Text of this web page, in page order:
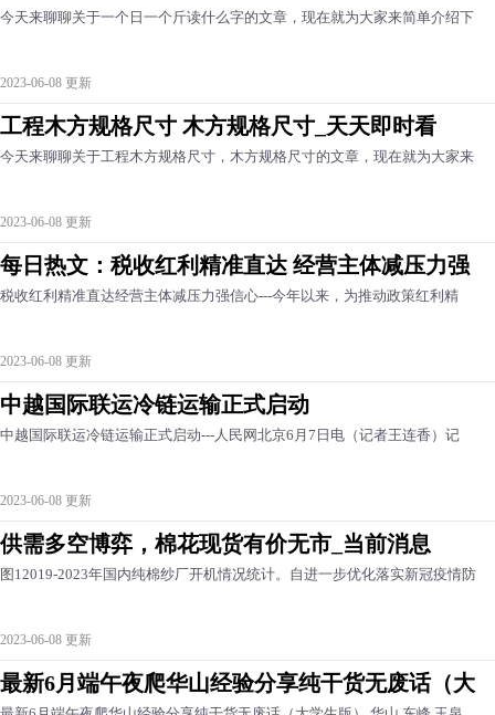
今天来聊聊关于一个日一个斤读什么字的文章，现在就为大家来简单介绍下
2023-06-08 更新
工程木方规格尺寸 木方规格尺寸_天天即时看
今天来聊聊关于工程木方规格尺寸，木方规格尺寸的文章，现在就为大家来
2023-06-08 更新
每日热文：税收红利精准直达 经营主体减压力强
税收红利精准直达经营主体减压力强信心---今年以来，为推动政策红利精
2023-06-08 更新
中越国际联运冷链运输正式启动
中越国际联运冷链运输正式启动---人民网北京6月7日电（记者王连香）记
2023-06-08 更新
供需多空博弈，棉花现货有价无市_当前消息
图12019-2023年国内纯棉纱厂开机情况统计。自进一步优化落实新冠疫情防
2023-06-08 更新
最新6月端午夜爬华山经验分享纯干货无废话（大